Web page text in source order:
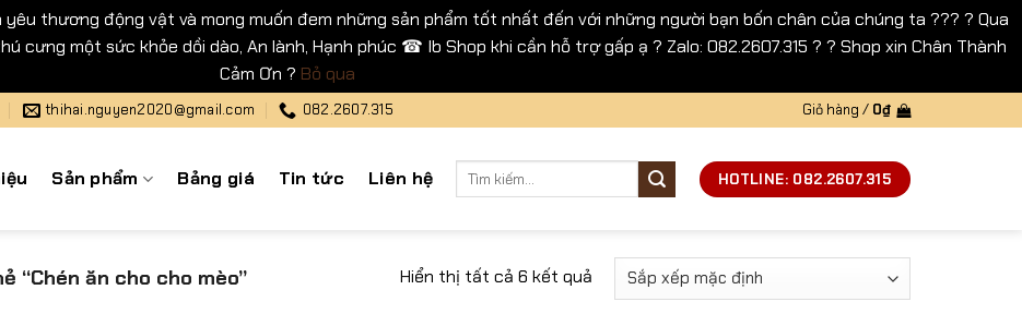
thương động vật và mong muốn đem những sản phẩm tốt nhất đến với những người bạn bốn chân của chúng ta ??? ? Qua
cưng một sức khỏe dồi dào, An lành, Hạnh phúc ☎ Ib Shop khi cần hỗ trợ gấp ạ ? Zalo: 082.2607.315 ? ? Shop xin Chân Thành
Cảm Ơn ? Bỏ qua
thihai.nguyen2020@gmail.com 082.2607.315 Giỏ hàng / 0₫
Sản phẩm Bảng giá Tin tức Liên hệ
Tìm
kiếm:
HOTLINE: 082.2607.315
“Chén ăn cho cho mèo” Hiển thị tất cả 6 kết quả